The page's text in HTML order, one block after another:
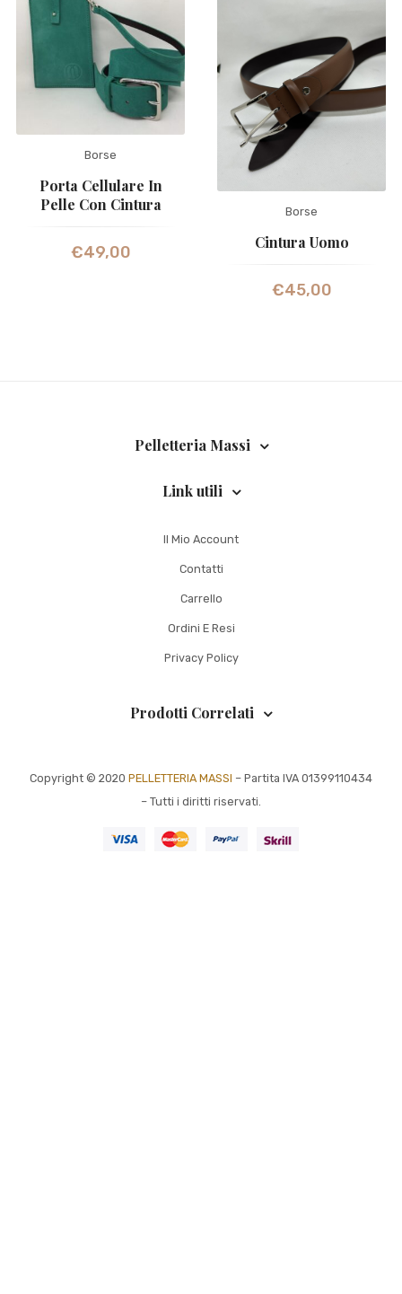
Borse
Porta Cellulare In
Pelle Con Cintura
€49,00
Borse
Cintura Uomo
€45,00
Pelletteria Massi
Link utili
Il Mio Account
Contatti
Carrello
Ordini E Resi
Privacy Policy
Prodotti Correlati
Copyright © 2020 PELLETTERIA MASSI – Partita IVA 01399110434
– Tutti i diritti riservati.